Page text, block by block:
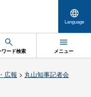
Language
ワード検索 メニュー
広報 > 丸山知事記者会